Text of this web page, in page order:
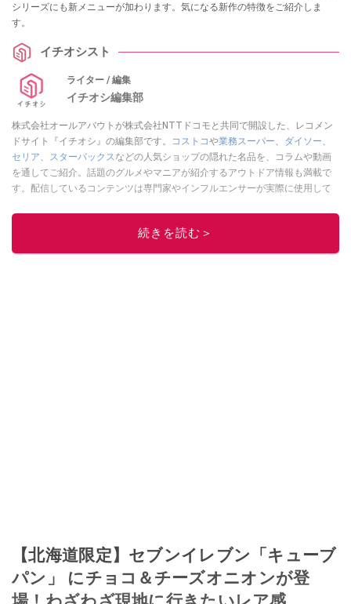
シリーズにも新メニューが加わります。気になる新作の特徴をご紹介しま
す。
イチオシスト
ライター / 編集
イチオシ編集部
株式会社オールアバウトが株式会社NTTドコモと共同で開設した、レコメン
ドサイト『イチオシ』の編集部です。
コストコや業務スーパー ダイソー
セリア
スターバックス などの人気ショップの隠れた名品を、コラムや動画
を通してご紹介。話題のグルメやマニアが紹介するアウトドア情報も満載で
す。配信しているコンテンツは専門家やインフルエンサーが実際に使用して
ニュースでフォロー
続きを読む＞
【北海道限定】セブンイレブン「キューブ
パン」 にチョコ＆チーズオニオンが登